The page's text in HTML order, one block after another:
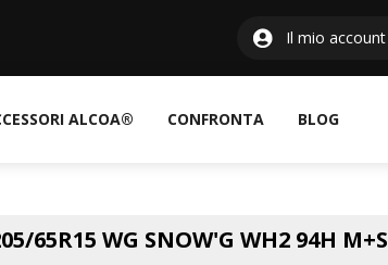
Il mio account
ALCOA® CONFRONTA BLOG
65R15 WG SNOW'G WH2 94H M+S